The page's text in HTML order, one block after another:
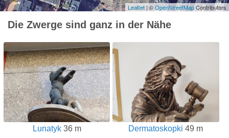
Leaflet | ©OpenStreetMapContributors
Die Zwerge sind ganz in der Nähe
Lunatyk36 m Dermatoskopki 49 m